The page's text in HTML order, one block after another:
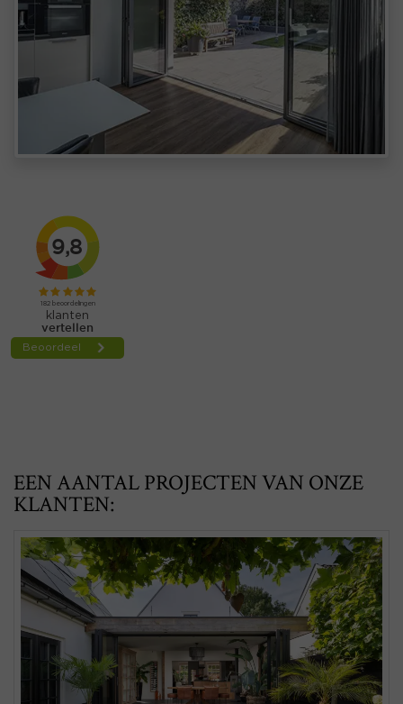
EEN AANTAL PROJECTEN VAN ONZE
KLANTEN: